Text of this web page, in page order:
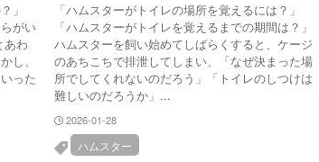
」
がい
あわ
し、
った
「ハムスターがトイレの場所を覚えるには？」
「ハムスターがトイレを覚えるまでの期間は？」
ハムスターを飼い始めてしばらくすると、ケージ
のあちこちで排泄してしまい、「なぜ決まった場
所でしてくれないのだろう」「トイレのしつけは
難しいのだろうか」...
2026-01-28
ハムスター